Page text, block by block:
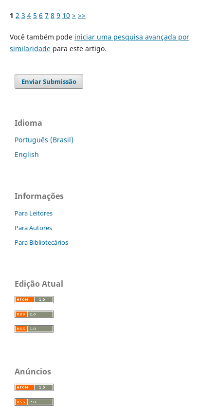
1 2 3 4 5 6 7 8 9 10 > >>
Você também pode iniciar uma pesquisa avançada por
similaridadepara este artigo.
Enviar Submissão
Idioma
Português (Brasil)
English
Informações
Para Leitores
Para Autores
Para Bibliotecários
Edição Atual
Anúncios